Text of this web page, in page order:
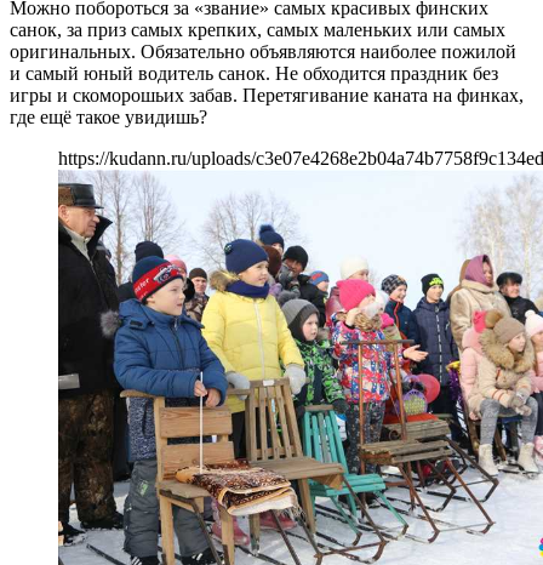
Можно побороться за «звание» самых красивых финских
санок, за приз самых крепких, самых маленьких или самых
оригинальных. Обязательно объявляются наиболее пожилой
и самый юный водитель санок. Не обходится праздник без
игры и скоморошьих забав. Перетягивание каната на финках,
где ещё такое увидишь?
https://kudann.ru/uploads/